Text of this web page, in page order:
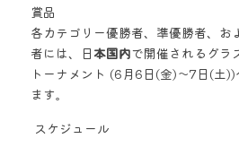
賞品
各カテゴリー優勝者、準優勝者、お
者には、日 本国内で開催されるグラ
トーナメント (6月6日(金)～7日(土
ます。
スケジュール